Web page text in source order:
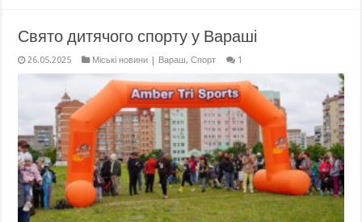
Свято дитячого спорту у Вараші
26.05.2025 Міські новини | Вараш,Спорт 1